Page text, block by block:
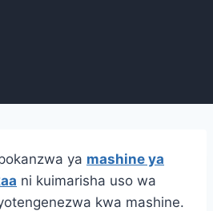
ya mashine ya
ni kuimarisha uso wa
kwa mashine.